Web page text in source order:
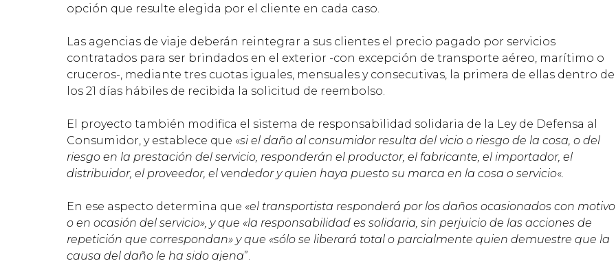
opción que resulte elegida por el cliente en cada caso.
Las agencias de viaje deberán reintegrar a sus clientes el precio pagado por servicios
contratados para ser brindados en el exterior -con excepción de transporte aéreo, marítimo o
cruceros-, mediante tres cuotas iguales, mensuales y consecutivas, la primera de ellas dentro de
los 21 días hábiles de recibida la solicitud de reembolso.
El proyecto también modifica el sistema de responsabilidad solidaria de la Ley de Defensa al
Consumidor, y establece que «si el daño al consumidor resulta del vicio o riesgo de la cosa, o del
riesgo en la prestación del servicio, responderán el productor, el fabricante, el importador, el
distribuidor, el proveedor, el vendedor y quien haya puesto su marca en la cosa o servicio«.
En ese aspecto determina que «el transportista responderá por los daños ocasionados con motivo
o en ocasión del servicio», y que «la responsabilidad es solidaria, sin perjuicio de las acciones de
repetición que correspondan» y que «sólo se liberará total o parcialmente quien demuestre que la
causa del daño le ha sido ajena”.